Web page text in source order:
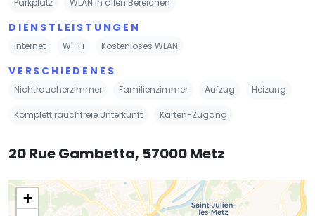
DIENSTLEISTUNGEN
Internet Wi-Fi Kostenloses WLAN
VERSCHIEDENES
Nichtraucherzimmer Familienzimmer Aufzug Heizung
Komplett rauchfreie Unterkunft Karten-Zugang
20 Rue Gambetta, 57000 Metz
+